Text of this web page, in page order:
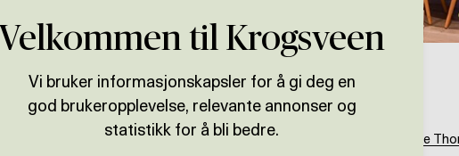
Stine
Velkommen til Krogsveen
Vi bruker informasjonskapsler for å gi deg en
god brukeropplevelse, relevante annonser og
statistikk for å bli bedre.